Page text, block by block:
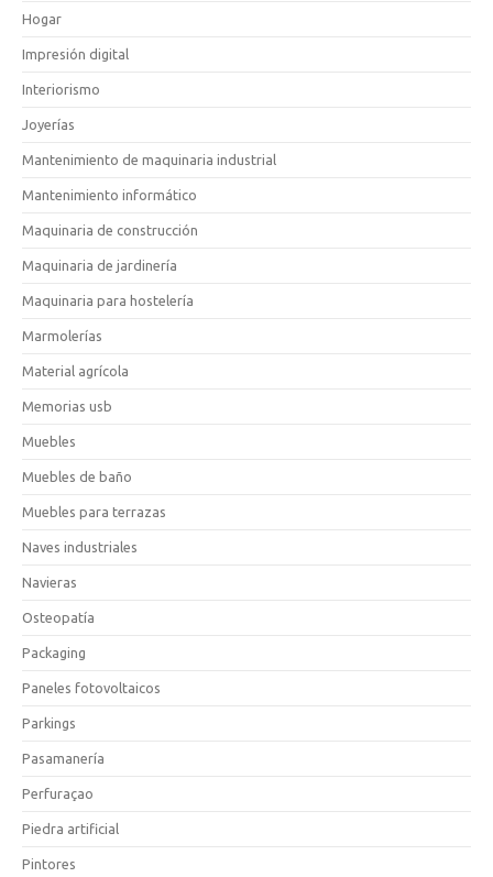
Hogar
Impresión digital
Interiorismo
Joyerías
Mantenimiento de maquinaria industrial
Mantenimiento informático
Maquinaria de construcción
Maquinaria de jardinería
Maquinaria para hostelería
Marmolerías
Material agrícola
Memorias usb
Muebles
Muebles de baño
Muebles para terrazas
Naves industriales
Navieras
Osteopatía
Packaging
Paneles fotovoltaicos
Parkings
Pasamanería
Perfuraçao
Piedra artificial
Pintores